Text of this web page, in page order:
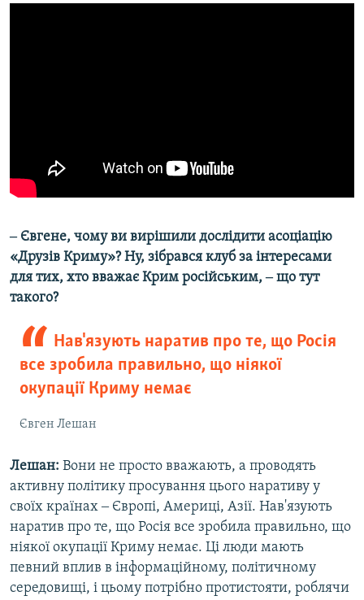
‒ Євгене, чому ви вирішили дослідити асоціацію
«Друзів Криму»? Ну, зібрався клуб за інтересами
для тих, хто вважає Крим російським, ‒ що тут
такого?
Нав'язують наратив про те, що Росія
все зробила правильно, що ніякої
окупації Криму немає
Євген Лешан
Лешан: Вони не просто вважають, а проводять
активну політику просування цього наративу у
своїх країнах ‒ Європі, Америці, Азії. Нав'язують
наратив про те, що Росія все зробила правильно, що
ніякої окупації Криму немає. Ці люди мають
певний вплив в інформаційному, політичному
середовищі, і цьому потрібно протистояти, роблячи